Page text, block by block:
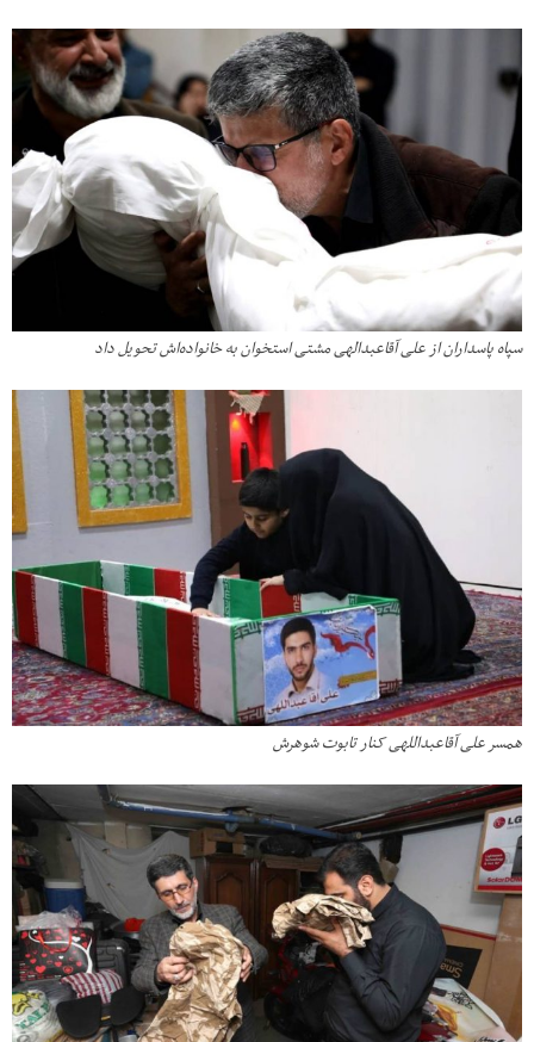
سپاه پاسداران از علی آقاعبدالهی مشتی استخوان به خانواده‌اش تحویل داد
همسر علی آقاعبداللهی کنار تابوت شوهرش